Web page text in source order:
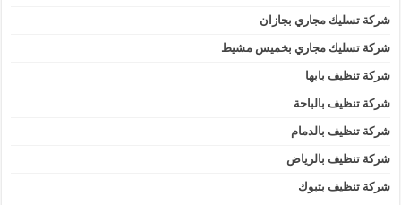
شركة تسليك مجاري بجازان
شركة تسليك مجاري بخميس مشيط
شركة تنظيف بابها
شركة تنظيف بالباحة
شركة تنظيف بالدمام
شركة تنظيف بالرياض
شركة تنظيف بتبوك